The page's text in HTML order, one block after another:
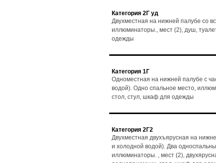
Категория 2Г уд
Двухместная на нижней палубе со
иллюминаторы., мест (2), душ,
одежды
Категория 1Г
Одноместная на нижней палубе с
водой). Одно спальное место,
стол, стул, шкаф для одежды
Категория 2Г2
Двухместная двухъярусная на
и холодной водой). Два
иллюминаторы. , мест (2),